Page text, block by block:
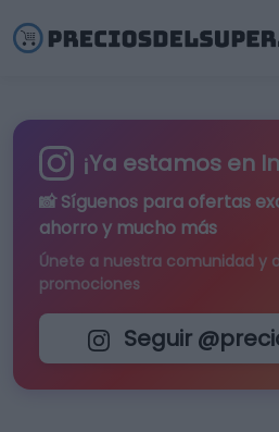
¡Ya estamos en
📸 Síguenos para ofertas
ahorro y mucho más
Únete a nuestra comunidad y
promociones
Seguir